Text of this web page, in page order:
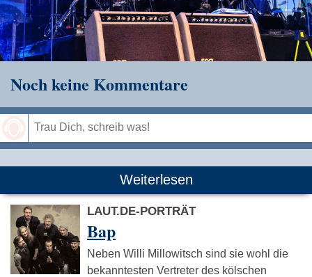
Noch keine Kommentare
Weiterlesen
LAUT.DE-PORTRÄT
Bap
Neben Willi Millowitsch sind sie wohl die
bekanntesten Vertreter des kölschen